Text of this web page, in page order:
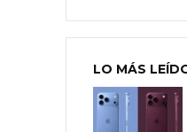
LO MÁS